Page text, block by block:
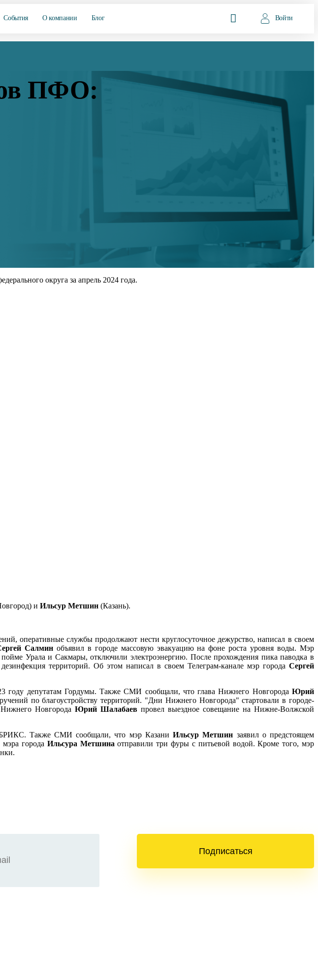
События О компании Блог Войти
ПФО:
округа за апрель 2024 года.
и Ильсур Метшин (Казань).
оперативные службы продолжают нести круглосуточное дежурство, написал в своем
Салмин объявил в городе массовую эвакуацию на фоне роста уровня воды. Мэр
пойме Урала и Сакмары, отключили электроэнергию. После прохождения пика паводка в
территорий. Об этом написал в своем Телеграм-канале мэр города Сергей
году депутатам Гордумы. Также СМИ сообщали, что глава Нижнего НовгородаЮрий
по благоустройству территорий. "Дни Нижнего Новгорода" стартовали в городе-
Новгорода Юрий Шалабаевпровел выездное совещание на Нижне-Волжской
БРИКС. Также СМИ сообщали, что мэр КазаниИльсур Метшин заявил о предстоящем
города Ильсура Метшина отправили три фуры с питьевой водой. Кроме того, мэр